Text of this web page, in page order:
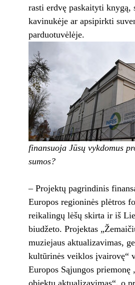
rasti erdvę paskaityti knygą,
kavinukėje ar apsipirkti
parduotuvėlėje.
finansuoja Jūsų vykdomus
sumos?
– Projektų pagrindinis
Europos regioninės plėtros
reikalingų lėšų skirta ir iš
biudžeto. Projektas
muziejaus aktualizavimas,
kultūrinės veiklos įvairovę“
Europos Sąjungos priemonę